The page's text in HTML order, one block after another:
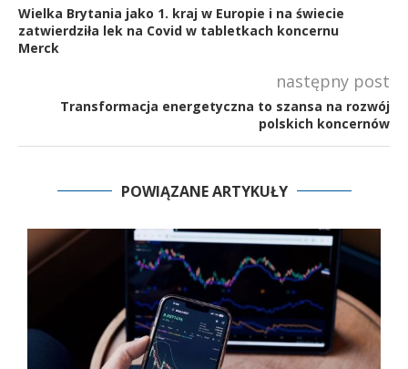
Wielka Brytania jako 1. kraj w Europie i na świecie
zatwierdziła lek na Covid w tabletkach koncernu
Merck
następny post
Transformacja energetyczna to szansa na rozwój
polskich koncernów
POWIĄZANE ARTYKUŁY